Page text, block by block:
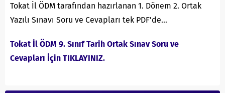
Tokat İl ÖDM tarafından hazırlanan 1. Dönem 2. Ortak
Yazılı Sınavı Soru ve Cevapları tek PDF’de…
Tokat İl ÖDM 9. Sınıf Tarih Ortak Sınav Soru ve
Cevapları İçin TIKLAYINIZ.